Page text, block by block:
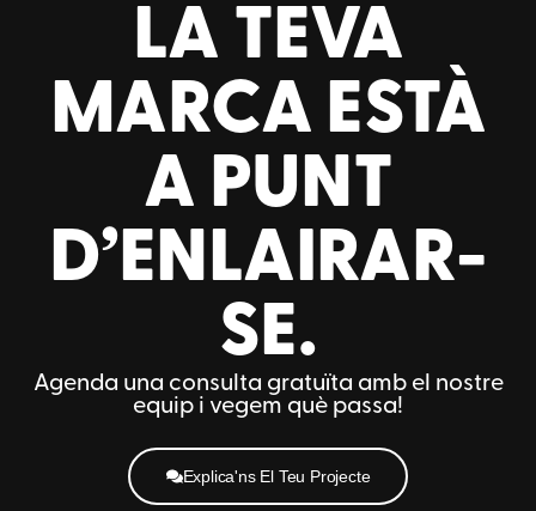
LA TEVA
MARCA ESTÀ
A PUNT
D’ENLAIRAR-
SE.
Agenda una consulta gratuïta amb el nostre
equip i vegem què passa!
Explica'ns El Teu Projecte